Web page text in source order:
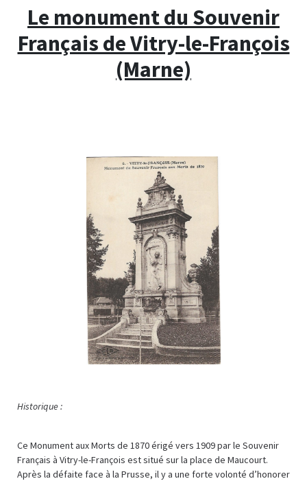
Le monument du Souvenir
Français de Vitry-le-François
(Marne)
Historique :
Ce Monument aux Morts de 1870 érigé vers 1909 par le Souvenir
Français à Vitry-le-François est situé sur la place de Maucourt.
Après la défaite face à la Prusse, il y a une forte volonté d’honorer